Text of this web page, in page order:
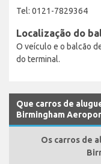
Tel: 0121-7829364
Localização do
O veículo e o balcão
do terminal.
Que carros de
Birmingham
Os carros de